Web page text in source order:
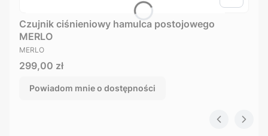
Czujnik ciśnieniowy hamulca postojowego
MERLO
PRODUCENT
MERLO
Cena
299,00 zł
Powiadom mnie o dostępności